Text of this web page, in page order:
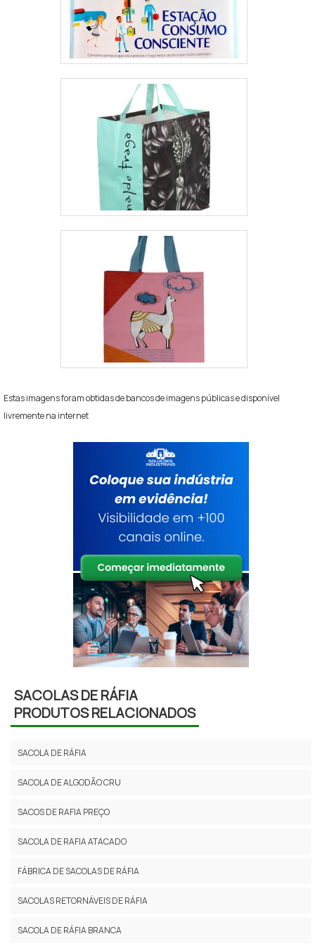
Estas imagens foram obtidas de bancos de imagens públicas e disponível
livremente na internet
SACOLAS DE RÁFIA
PRODUTOS RELACIONADOS
SACOLA DE RÁFIA
SACOLA DE ALGODÃO CRU
SACOS DE RAFIA PREÇO
SACOLA DE RAFIA ATACADO
FÁBRICA DE SACOLAS DE RÁFIA
SACOLAS RETORNÁVEIS DE RÁFIA
SACOLA DE RÁFIA BRANCA